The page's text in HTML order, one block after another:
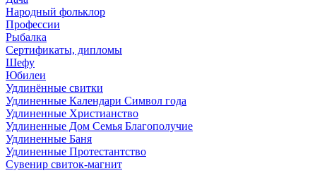
Народный фольклор
Профессии
Рыбалка
Сертификаты, дипломы
Шефу
Юбилеи
Удлинённые свитки
Удлиненные Календари Символ года
Удлиненные Христианство
Удлиненные Дом Семья Благополучие
Удлиненные Баня
Удлиненные Протестантство
Сувенир свиток-магнит